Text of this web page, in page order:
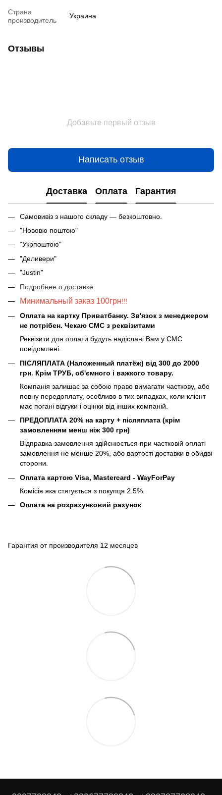
Страна
производитель
Украина
Отзывы
Добавьте первый отзыв
Написать отзыв
Доставка Оплата Гарантия
Самовивіз з нашого складу — безкоштовно.
"Нововю поштою"
"Укрпоштою"
"Деливери"
"Justin"
Подробнее о доставке
Минимальный заказ 100грн!!!
Оплата на картку Приватбанку. Зв'язок з менеджером
не потрібен. Чекаю СМС з реквізитами
Реквізити для оплати будуть надіслані Вам у СМС
повідомлені.
ПІСЛЯПЛАТА (Наложенный платёж) від 300 до 2000
грн. Крім ТРУБ, об'ємного і важкого товару.
Компанія залишає за собою право вимагати часткову, або
повну передоплату, особливо в тих випадках, коли клієнт
має погані відгуки і оцінки від інших компаній.
ПРЕДОПЛАТА 20% на карту + післяплата (крім
замовленням менш ніж 300 грн)
Відправка замовлення здійснюється при частковій оплаті
замовлення не менше 20%, або вартості доставки в обидві
сторони.
Оплата картою Visa, Mastercard - WayForPay
Комісія яка стягується з покупця 2.5%.
Оплата на розрахунковий рахунок
Гарантия от производителя 12 месяцев